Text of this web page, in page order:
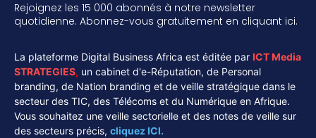
Rejoignez les 15 000 abonnés à notre newsletter
quotidienne. Abonnez-vous gratuitement en cliquant ici.
La plateforme Digital Business Africa est éditée par ICT Media
STRATEGIES, un cabinet d'e-Réputation, de Personal
branding, de Nation branding et de veille stratégique dans le
secteur des TIC, des Télécoms et du Numérique en Afrique.
Vous souhaitez une veille sectorielle et des notes de veille sur
des secteurs précis, cliquez ICI.